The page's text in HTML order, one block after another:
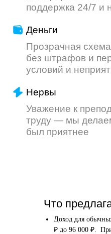
Что
Доход для
₽ до 96 000 ₽.
после того,
оставите